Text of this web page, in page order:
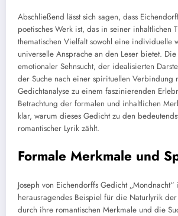
Abschließend lässt sich sagen, dass
poetisches Werk ist, das in seiner inhaltlichen
thematischen Vielfalt sowohl eine individuelle
universelle Ansprache an den Leser bietet.
emotionaler Sehnsucht, der idealisierten
der Suche nach einer spirituellen Verbindung
Gedichtanalyse zu einem faszinierenden
Betrachtung der formalen und inhaltlichen
klar, warum dieses Gedicht zu den
romantischer Lyrik zählt.
Formale Merkmale und
Joseph von Eichendorffs Gedicht „Mondnacht“
herausragendes Beispiel für die Naturlyrik der
durch ihre romantischen Merkmale und die